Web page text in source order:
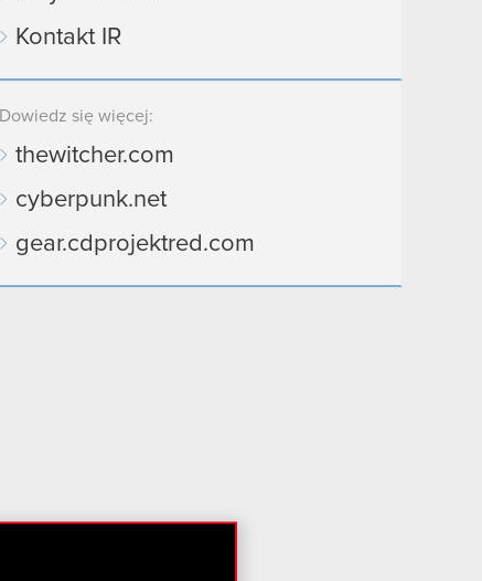
Kontakt IR
Dowiedz się więcej:
thewitcher.com
cyberpunk.net
gear.cdprojektred.com